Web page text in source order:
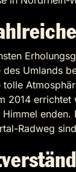
Umlands
2014
Radweg